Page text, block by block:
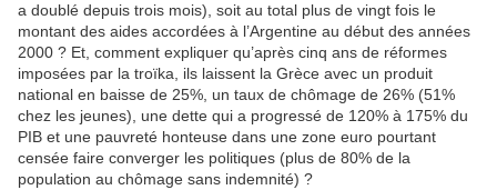
a doublé depuis trois mois), soit au total plus de vingt fois le
montant des aides accordées à l’Argentine au début des années
2000 ? Et, comment expliquer qu’après cinq ans de réformes
imposées par la troïka, ils laissent la Grèce avec un produit
national en baisse de 25%, un taux de chômage de 26% (51%
chez les jeunes), une dette qui a progressé de 120% à 175% du
PIB et une pauvreté honteuse dans une zone euro pourtant
censée faire converger les politiques (plus de 80% de la
population au chômage sans indemnité) ?